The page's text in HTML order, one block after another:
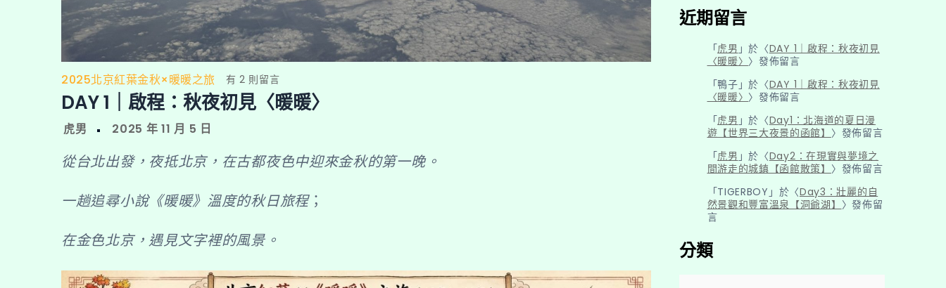
2025北京紅葉金秋×暖暖之旅
在
〈DAY
1
啟
程：
夜
見
暖〉〉
有 2 則留言
DAY 1｜啟程：秋夜初見〈暖暖〉
從台北出發，夜抵北京，在古都夜色中迎來金秋的第一晚。
一趟追尋小說《暖暖》溫度的秋日旅程；
在金色北京，遇見文字裡的風景。
近期留言
「虎男 」於〈DAY 1｜啟程：秋夜初見
〈暖暖〉 〉發佈留言
「鴨子 」於〈DAY 1｜啟程：秋夜初見
〈暖暖〉 〉發佈留言
「虎男 」於〈Day1：北海道的夏日漫
遊【世界三大夜景的函館】 〉發佈留言
「虎男 」於〈Day2：在現實與夢境之
間游走的城鎮【函館散策】 〉發佈留言
「TIGERBOY 」於〈Day3：壯麗的自
然景觀和豐富溫泉【洞爺湖】 〉發佈留
言
分類